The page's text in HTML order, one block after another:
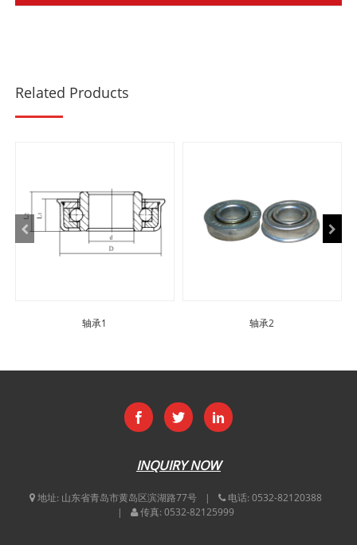
Related Products
轴承1 轴承2
INQUIRY NOW
地址: 山东省青岛市黄岛区滨湖路77号 电话: 0532-82120388
传真: 0532-82125999